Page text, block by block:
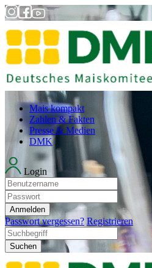
Mais kompakt
Zahlen & Fakten
Presse & Medien
DMK
Login
Anmelden
Passwort vergessen? Registrieren
Suchen